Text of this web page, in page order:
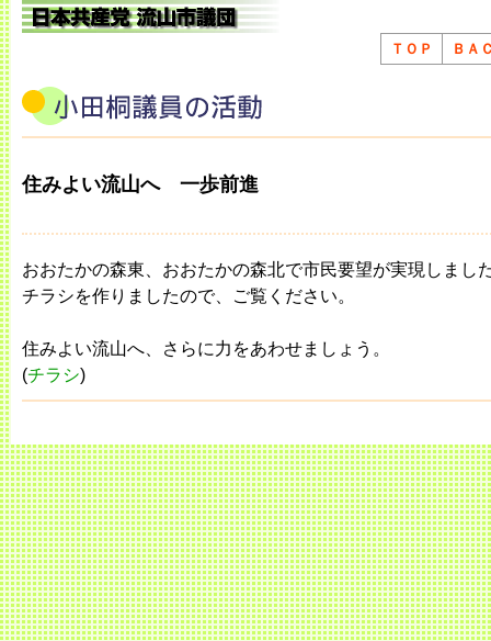
ＴＯＰ ＢＡ
住みよい流山へ 一歩前進
おおたかの森東、おおたかの森北で市民要望が実現しまし
チラシを作りましたので、ご覧ください。
住みよい流山へ、さらに力をあわせましょう。
(チラシ)